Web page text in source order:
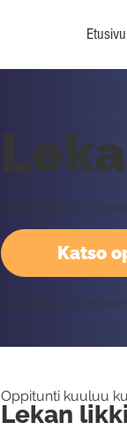
Etusivu
Katso
Slowarien
Vaatii
Oppitunti kuuluu
Lekan